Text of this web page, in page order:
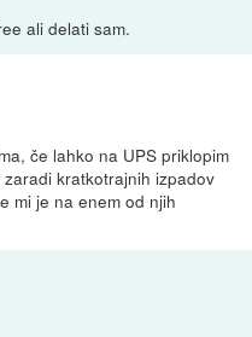
ali delati sam.
če lahko na UPS priklopim
kratkotrajnih izpadov
mi je na enem od njih